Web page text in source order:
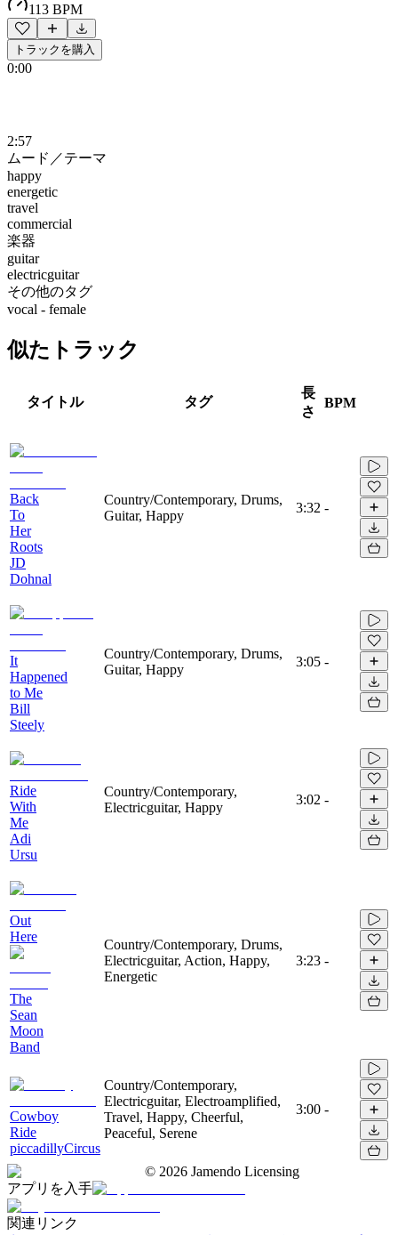
113 BPM
トラックを購入
0:00
2:57
ムード／テーマ
happy
energetic
travel
commercial
楽器
guitar
electricguitar
その他のタグ
vocal - female
似たトラック
タイトル タグ
長
さ
BPM
Back
To
Her
Roots
JD
Dohnal
Country/Contemporary, Drums,
Guitar, Happy
3:32 -
It
Happened
to Me
Bill
Steely
Country/Contemporary, Drums,
Guitar, Happy
3:05 -
Ride
With
Me
Adi
Ursu
Country/Contemporary,
Electricguitar, Happy
3:02 -
Out
Here
The
Sean
Moon
Band
Country/Contemporary, Drums,
Electricguitar, Action, Happy,
Energetic
3:23 -
Cowboy
Ride
piccadillyCircus
Country/Contemporary,
Electricguitar, Electroamplified,
Travel, Happy, Cheerful,
Peaceful, Serene
3:00 -
© 2026 Jamendo Licensing
アプリを入手
関連リンク